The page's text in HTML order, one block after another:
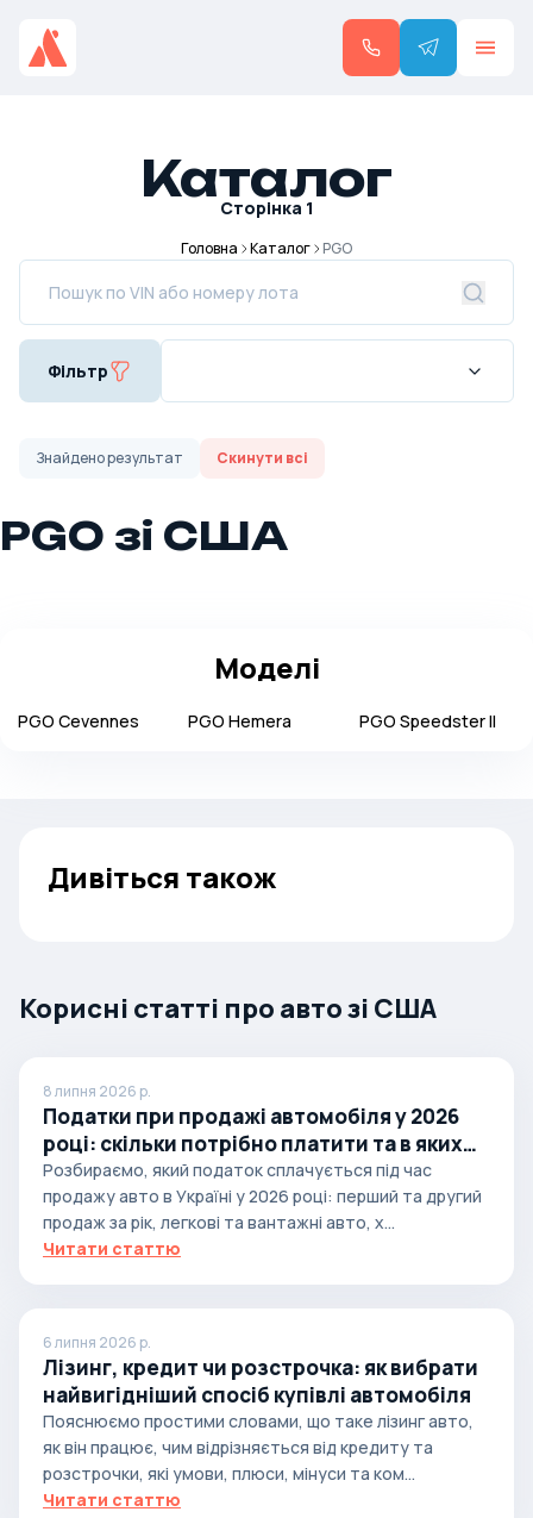
Каталог
Сторінка 1
Головна Каталог PGO
Фільтр
Знайденорезультат Скинути всі
PGO зі США
Моделі
PGO Cevennes PGO Hemera PGO Speedster II
Дивіться також
Корисні статті про авто зі США
8 липня 2026 р.
Податки при продажі автомобіля у 2026
році: скільки потрібно платити та в яких
випадках
Розбираємо, який податок сплачується під час
продажу авто в Україні у 2026 році: перший та другий
продаж за рік, легкові та вантажні авто, х...
Читати статтю
6 липня 2026 р.
Лізинг, кредит чи розстрочка: як вибрати
найвигідніший спосіб купівлі автомобіля
Пояснюємо простими словами, що таке лізинг авто,
як він працює, чим відрізняється від кредиту та
розстрочки, які умови, плюси, мінуси та ком...
Читати статтю